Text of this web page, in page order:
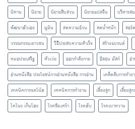
นิทาน
นิยาย นิยายสืบสวน นิยายแปลจีน บริหารส
พัฒนาตัวเอง
มูมิน ลดความอ้วน ลดน้ำหนัก ลอร์
วรรณกรรมเยาวชน
วิธีประสบความสำเร็จ สร้างแบรนด์
หมอประเสริฐ
หัวเว่ย ออกกำลังกาย อีลอน มัสก์
อ่
อ่านหนังสือ ประโยชน์การอ่านหนังสือ การอ่าน
เคล็ดลับการทำง
เทคนิคการจดโน้ต
เทคนิคการทำงาน เลี้ยงลูก เลี้ยงลู
โคโนะ เก็นโตะ
โรคซึมเศร้า โรคตับ โรคเบาหวาน